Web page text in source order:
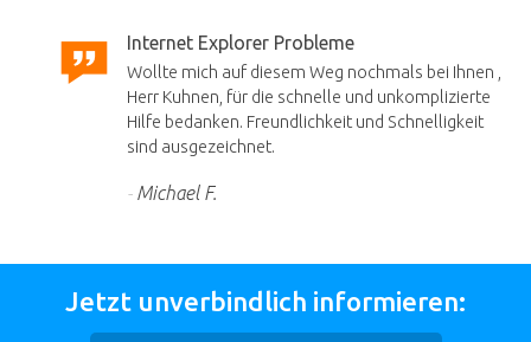
Internet Explorer Probleme
Wollte mich auf diesem Weg nochmals bei Ihnen ,
Herr Kuhnen, für die schnelle und unkomplizierte
Hilfe bedanken. Freundlichkeit und Schnelligkeit
sind ausgezeichnet.
Michael F.
Jetzt unverbindlich informieren: